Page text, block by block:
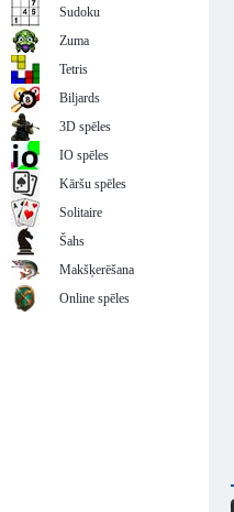
Sudoku
Zuma
Tetris
Biljards
3D spēles
IO spēles
Kāršu spēles
Solitaire
Šahs
Makšķerēšana
Online spēles